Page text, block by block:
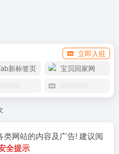
立即入驻
新标签页 宝贝回家网
类网站的内容及广告! 建议阅
全提示